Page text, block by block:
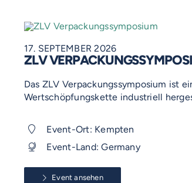
17. SEPTEMBER 2026
ZLV
Das ZLV Verpackungssymposium ist
Wertschöpfungskette industriell
Event-Ort: Kempten
Event-Land: Germany
Event ansehen